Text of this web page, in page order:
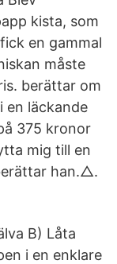
kista, som
en gammal
måste
berättar om
en läckande
375 kronor
mig till en
han.△.
B) Låta
i en enklare